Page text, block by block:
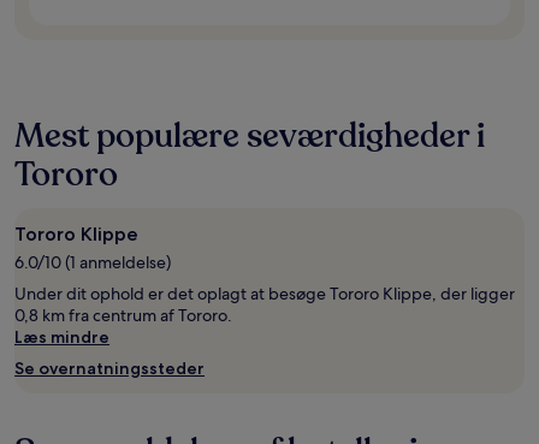
vilkår
kan
gælde.
Mest populære seværdigheder i
Tororo
Tororo Klippe
6.0/10 (1 anmeldelse)
Under dit ophold er det oplagt at besøge Tororo Klippe, der ligger
0,8 km fra centrum af Tororo.
Læs mindre
Se overnatningssteder